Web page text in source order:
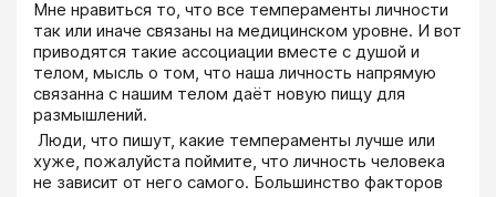
Мне нравиться то, что все темпераменты личности
так или иначе связаны на медицинском уровне. И вот
приводятся такие ассоциации вместе с душой и
телом, мысль о том, что наша личность напрямую
связанна с нашим телом даёт новую пищу для
размышлений.
хуже, пожалуйста поймите, что личность человека
не зависит от него самого. Большинство факторов